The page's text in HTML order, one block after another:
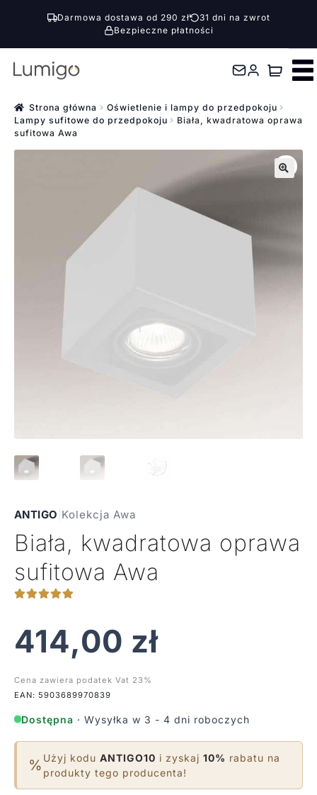
Darmowa dostawa od 290 zł
31 dni na zwrot
Bezpieczne płatności
Przejdź
nawigacji
Przejdź
treści Strona główna
Oświetlenie i lampy do przedpokoju
Lampy sufitowe do przedpokoju
Biała, kwadratowa oprawa
sufitowa Awa
ANTIGO Kolekcja Awa
Biała, kwadratowa oprawa
sufitowa Awa
414,00 zł
Cena zawiera podatek Vat 23%
EAN: 5903689970839
Dostępna · Wysyłka w 3 - 4 dni roboczych
% Użyj kodu ANTIGO10 i zyskaj 10% rabatu na
produkty tego producenta!